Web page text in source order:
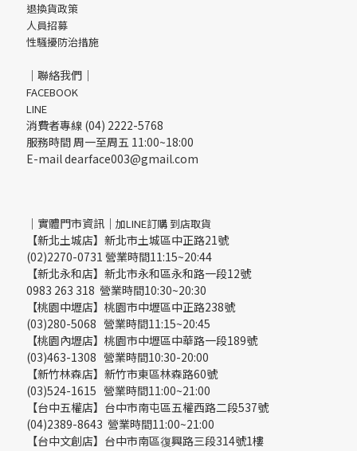
退換貨政策
人員招募
性騷擾防治措施
｜聯絡我們｜
FACEBOOK
LINE
消費者專線 (04) 2222-5768
服務時間 周一至周五 11:00~18:00
E-mail dearface003@gmail.com
｜實體門市資訊｜ 加LINE訂購 到店取貨
【新北土城店】新北市土城區中正路21號
(02)2270-0731 營業時間11:15~20:44
【新北永和店】新北市永和區永和路一段12號
0983 263 318 營業時間10:30~20:30
【桃園中壢店】桃園市中壢區中正路238號
(03)280-5068 營業時間11:15~20:45
【桃園內壢店】桃園市中壢區中華路一段189號
(03)463-1308 營業時間10:30-20:00
【新竹林森店】新竹市東區林森路60號
(03)524-1615 營業時間11:00~21:00
【台中五權店】台中市南屯區五權西路二段537號
(04)2389-8643 營業時間11:00~21:00
【台中文創店】台中市南區復興路三段314號1樓